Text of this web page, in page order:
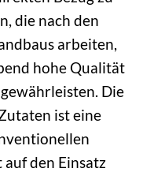
die nach den
arbeiten,
hohe Qualität
Die
ist eine
den Einsatz